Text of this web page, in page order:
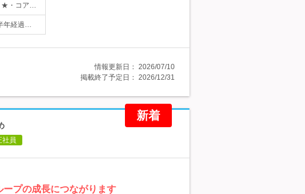
★・コア…
年経過…
情報更新日： 2026/07/10
掲載終了予定日： 2026/12/31
新着
社員
プの成長につながります